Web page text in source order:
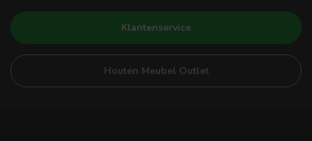
Klantenservice
Houten Meubel Outlet